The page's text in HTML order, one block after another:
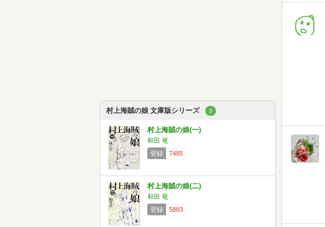
村上海賊の娘 文庫版シリーズ 3
村上海賊の娘(一)
和田 竜
登録
7485
村上海賊の娘(二)
和田 竜
登録
5883